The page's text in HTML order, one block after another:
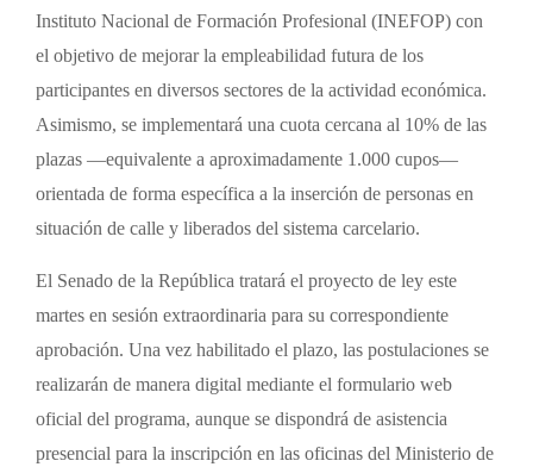
Instituto Nacional de Formación Profesional (INEFOP) con
el objetivo de mejorar la empleabilidad futura de los
participantes en diversos sectores de la actividad económica.
Asimismo, se implementará una cuota cercana al 10% de las
plazas —equivalente a aproximadamente 1.000 cupos—
orientada de forma específica a la inserción de personas en
situación de calle y liberados del sistema carcelario.
El Senado de la República tratará el proyecto de ley este
martes en sesión extraordinaria para su correspondiente
aprobación. Una vez habilitado el plazo, las postulaciones se
realizarán de manera digital mediante el formulario web
oficial del programa, aunque se dispondrá de asistencia
presencial para la inscripción en las oficinas del Ministerio de